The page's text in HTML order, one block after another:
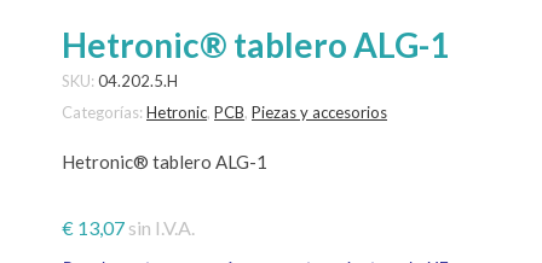
Hetronic® tablero ALG-1
SKU: 04.202.5.H
Categorías: Hetronic, PCB, Piezas y accesorios
Hetronic® tablero ALG-1
€ 13,07 sin I.V.A.